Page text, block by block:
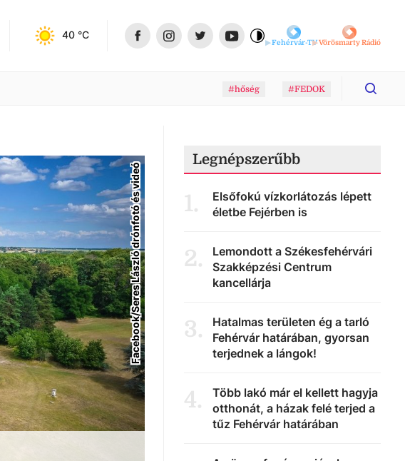
40 °C
Fehérvár-TVVörösmarty Rádió
#hőség #FEDOK
Facebook/Seres László drónfotó és videó
Legnépszerűbb
1.
Elsőfokú vízkorlátozás lépett
életbe Fejérben is
2.
Lemondott a Székesfehérvári
Szakképzési Centrum
kancellárja
3.
Hatalmas területen ég a tarló
Fehérvár határában, gyorsan
terjednek a lángok!
4.
Több lakó már el kellett hagyja
otthonát, a házak felé terjed a
tűz Fehérvár határában